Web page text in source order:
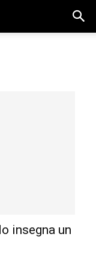
insegna un